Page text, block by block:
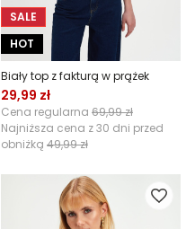
SALE
HOT
Biały top z fakturą w prążek
29,99 zł
Cena regularna 69,99 zł
Najniższa cena z 30 dni przed
obniżką 49,99 zł